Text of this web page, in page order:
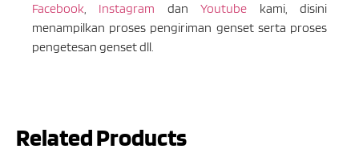
Facebook, Instagram danYoutube kami, disini
menampilkan proses pengiriman genset serta proses
pengetesan genset dll.
Related Products